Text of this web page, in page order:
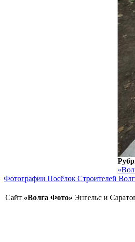
Фотографии Посёлок Строителей
Сайт «Волга Фото» Энгельс и